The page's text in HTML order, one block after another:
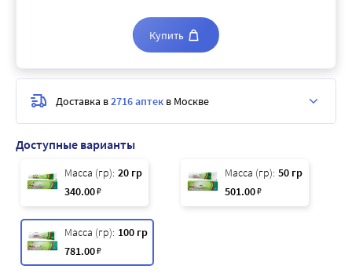
Доступные варианты
Масса (гр): 20 гр
340.00₽
Масса (гр): 50 гр
501.00₽
Масса (гр): 100 гр
781.00₽
Купить
Доставка в2716 аптек в Москве